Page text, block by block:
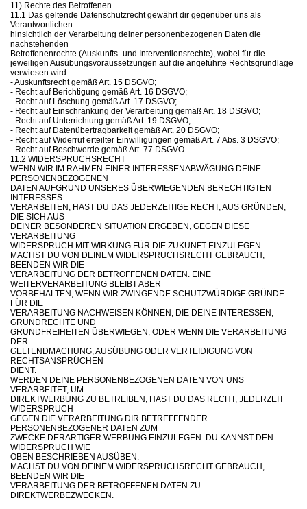
11) Rechte des Betroffenen
11.1 Das geltende Datenschutzrecht gewährt dir gegenüber uns als
Verantwortlichen
hinsichtlich der Verarbeitung deiner personenbezogenen Daten die
nachstehenden
Betroffenenrechte (Auskunfts- und Interventionsrechte), wobei für die
jeweiligen Ausübungsvoraussetzungen auf die angeführte Rechtsgrundlage
verwiesen wird:
- Auskunftsrecht gemäß Art. 15 DSGVO;
- Recht auf Berichtigung gemäß Art. 16 DSGVO;
- Recht auf Löschung gemäß Art. 17 DSGVO;
- Recht auf Einschränkung der Verarbeitung gemäß Art. 18 DSGVO;
- Recht auf Unterrichtung gemäß Art. 19 DSGVO;
- Recht auf Datenübertragbarkeit gemäß Art. 20 DSGVO;
- Recht auf Widerruf erteilter Einwilligungen gemäß Art. 7 Abs. 3 DSGVO;
- Recht auf Beschwerde gemäß Art. 77 DSGVO.
11.2 WIDERSPRUCHSRECHT
WENN WIR IM RAHMEN EINER INTERESSENABWÄGUNG DEINE
PERSONENBEZOGENEN
DATEN AUFGRUND UNSERES ÜBERWIEGENDEN BERECHTIGTEN
INTERESSES
VERARBEITEN, HAST DU DAS JEDERZEITIGE RECHT, AUS GRÜNDEN,
DIE SICH AUS
DEINER BESONDEREN SITUATION ERGEBEN, GEGEN DIESE
VERARBEITUNG
WIDERSPRUCH MIT WIRKUNG FÜR DIE ZUKUNFT EINZULEGEN.
MACHST DU VON DEINEM WIDERSPRUCHSRECHT GEBRAUCH,
BEENDEN WIR DIE
VERARBEITUNG DER BETROFFENEN DATEN. EINE
WEITERVERARBEITUNG BLEIBT ABER
VORBEHALTEN, WENN WIR ZWINGENDE SCHUTZWÜRDIGE GRÜNDE
FÜR DIE
VERARBEITUNG NACHWEISEN KÖNNEN, DIE DEINE INTERESSEN,
GRUNDRECHTE UND
GRUNDFREIHEITEN ÜBERWIEGEN, ODER WENN DIE VERARBEITUNG
DER
GELTENDMACHUNG, AUSÜBUNG ODER VERTEIDIGUNG VON
RECHTSANSPRÜCHEN
DIENT.
WERDEN DEINE PERSONENBEZOGENEN DATEN VON UNS
VERARBEITET, UM
DIREKTWERBUNG ZU BETREIBEN, HAST DU DAS RECHT, JEDERZEIT
WIDERSPRUCH
GEGEN DIE VERARBEITUNG DIR BETREFFENDER
PERSONENBEZOGENER DATEN ZUM
ZWECKE DERARTIGER WERBUNG EINZULEGEN. DU KANNST DEN
WIDERSPRUCH WIE
OBEN BESCHRIEBEN AUSÜBEN.
MACHST DU VON DEINEM WIDERSPRUCHSRECHT GEBRAUCH,
BEENDEN WIR DIE
VERARBEITUNG DER BETROFFENEN DATEN ZU
DIREKTWERBEZWECKEN.